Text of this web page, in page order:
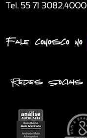
Tel. 55 71 3082.4000
Fale conosco no
Redes Sociais